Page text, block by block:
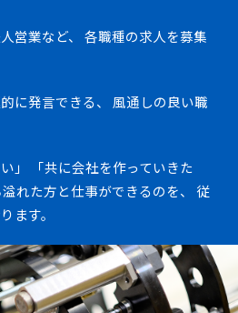
営業など、
各職種の求人を募集
に発言できる、
風通しの良い職
」
「共に会社を作っていきた
れた方と仕事ができるのを、
従
ます。